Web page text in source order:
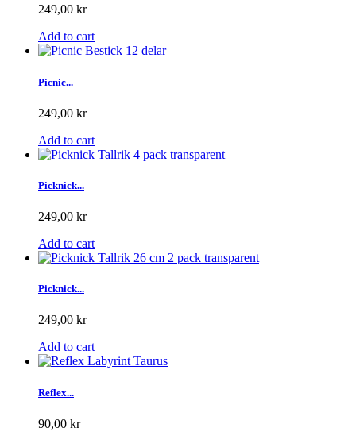
249,00 kr
Add to cart
Picnic...
249,00 kr
Add to cart
Picknick...
249,00 kr
Add to cart
Picknick...
249,00 kr
Add to cart
Reflex...
90,00 kr